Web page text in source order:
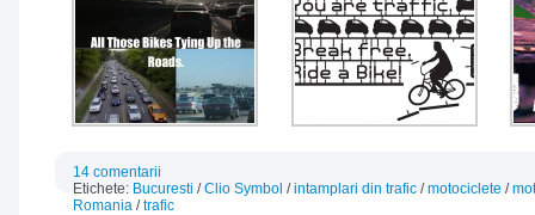
14 comentarii
Etichete: Bucuresti /Clio Symbol /intamplari din trafic /motociclete /
Romania /trafic